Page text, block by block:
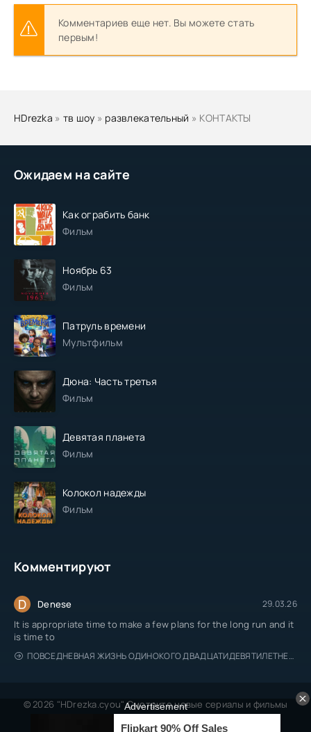
Ожидаем на сайте
Как ограбить банк
Фильм
Ноябрь 63
Фильм
Патруль времени
Мультфильм
Дюна: Часть третья
Фильм
Девятая планета
Фильм
Колокол надежды
Фильм
Комментируют
D Denese 29.03.26
It is appropriate time to make a few plans for the long run and it
is time to
ПОВСЕДНЕВНАЯ ЖИЗНЬ ОДИНОКОГО ДВАДЦАТИДЕВЯТИЛЕТНЕГО АВАНТЮРИСТА
Комментариев еще нет. Вы можете стать
первым!
HDrezka » тв шоу » развлекательный » КОНТАКТЫ
© 2026 "HDrezka.cyou" Смотрите новые сериалы и фильмы